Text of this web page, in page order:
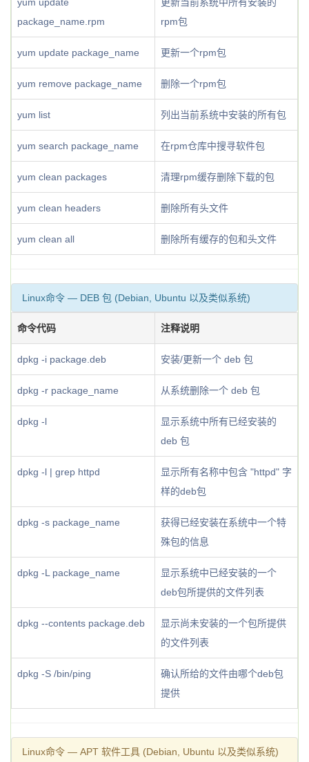
package_name.rpm
rpm包
yum update package_name 更新一个rpm包
yum remove package_name 删除一个rpm包
yum list 列出当前系统中安装的所有包
yum search package_name 在rpm仓库中搜寻软件包
yum clean packages 清理rpm缓存删除下载的包
yum clean headers 删除所有头文件
yum clean all 删除所有缓存的包和头文件
Linux命令 — DEB 包 (Debian, Ubuntu 以及类似系统)
命令代码 注释说明
dpkg -i package.deb 安装/更新一个 deb 包
dpkg -r package_name 从系统删除一个 deb 包
dpkg -l
显示系统中所有已经安装的
deb 包
dpkg -l | grep httpd
显示所有名称中包含 "httpd" 字
样的deb包
dpkg -s package_name
获得已经安装在系统中一个特
殊包的信息
dpkg -L package_name
显示系统中已经安装的一个
deb包所提供的文件列表
dpkg --contents package.deb
显示尚未安装的一个包所提供
的文件列表
dpkg -S /bin/ping
确认所给的文件由哪个deb包
提供
Linux命令 — APT 软件工具 (Debian, Ubuntu 以及类似系统)